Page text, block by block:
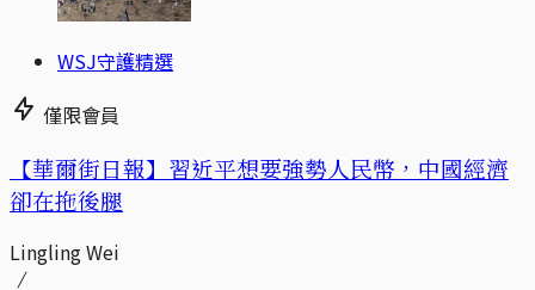
WSJ守護精選
僅限會員
【華爾街日報】習近平想要強勢人民幣，中國經濟
卻在拖後腿
Lingling Wei